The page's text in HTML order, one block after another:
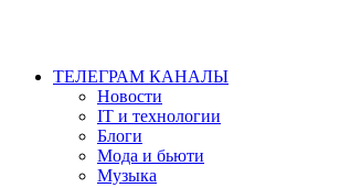
ТЕЛЕГРАМ КАНАЛЫ
Новости
IT и технологии
Блоги
Мода и бьюти
Музыка